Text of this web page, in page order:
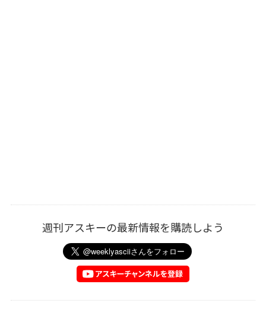
週刊アスキーの最新情報を購読しよう